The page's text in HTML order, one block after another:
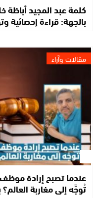
كلمة عبد المجيد أباظة
بالجهة: قراءة
مقالات وآراء
عندما تصبح إرادة
تُوجَّه إلى مغاربة